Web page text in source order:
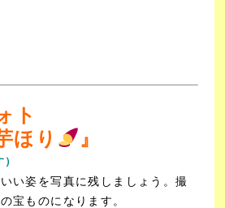
ト
ほり 』
い姿を写真に残しましょう。撮
宝ものになります。